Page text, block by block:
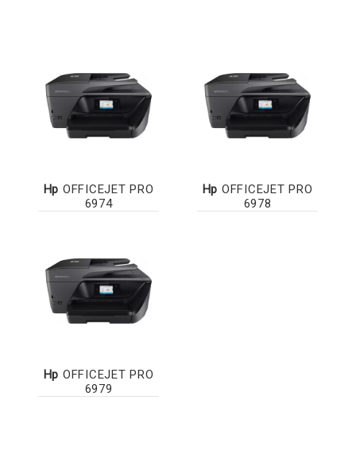
Hp OFFICEJET PRO
6974
Hp OFFICEJET PRO
6978
Hp OFFICEJET PRO
6979